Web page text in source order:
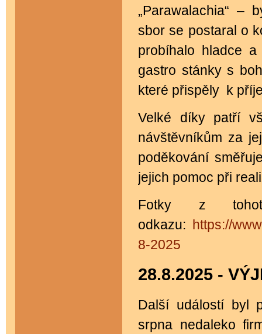
„Parawalachia“ –
sbor se postaral o
probíhalo hladce
gastro stánky s
které přispěly k
Velké díky patří
návštěvníkům za
poděkování
jejich pomoc při
Fotky z
odkazu: https://
8-2025
28.8.2025 -
Další událostí byl
srpna nedaleko